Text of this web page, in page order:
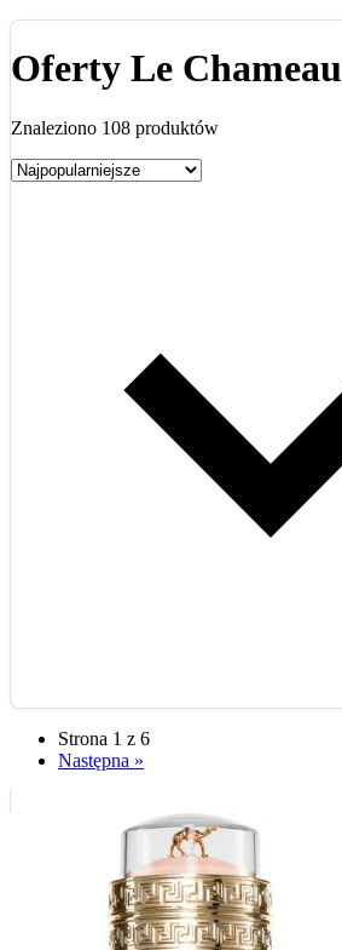
Oferty Le Chameau
Znaleziono 108 produktów
Strona 1 z 6
Następna »